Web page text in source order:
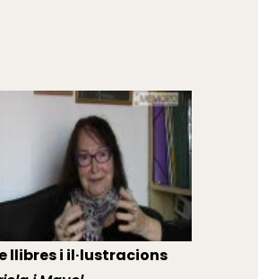
llibres i il·lustracions